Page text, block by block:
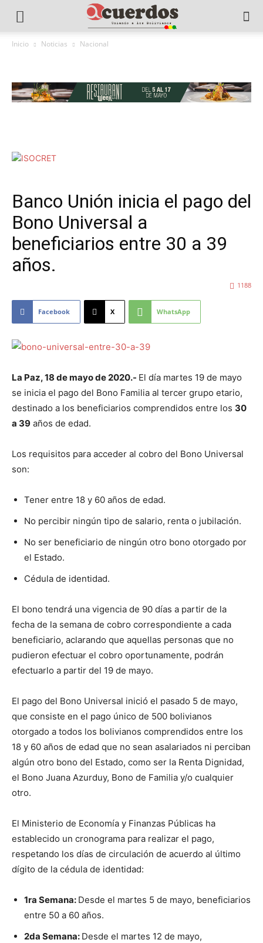
Inicio Noticias Nacional
Banco Unión inicia el pago del
Bono Universal a
beneficiarios entre 30 a 39
años.
1188
Facebook X WhatsApp
La Paz, 18 de mayo de 2020.- El día martes 19 de mayo
se inicia el pago del Bono Familia al tercer grupo etario,
destinado a los beneficiarios comprendidos entre los 30
a 39 años de edad.
Los requisitos para acceder al cobro del Bono Universal
son:
Tener entre 18 y 60 años de edad.
No percibir ningún tipo de salario, renta o jubilación.
No ser beneficiario de ningún otro bono otorgado por
el Estado.
Cédula de identidad.
El bono tendrá una vigencia de 90 días a partir de la
fecha de la semana de cobro correspondiente a cada
beneficiario, aclarando que aquellas personas que no
pudieron efectuar el cobro oportunamente, podrán
efectuarlo a partir del 19 de mayo.
El pago del Bono Universal inició el pasado 5 de mayo,
que consiste en el pago único de 500 bolivianos
otorgado a todos los bolivianos comprendidos entre los
18 y 60 años de edad que no sean asalariados ni perciban
algún otro bono del Estado, como ser la Renta Dignidad,
el Bono Juana Azurduy, Bono de Familia y/o cualquier
otro.
El Ministerio de Economía y Finanzas Públicas ha
establecido un cronograma para realizar el pago,
respetando los días de circulación de acuerdo al último
dígito de la cédula de identidad:
1ra Semana: Desde el martes 5 de mayo, beneficiarios
entre 50 a 60 años.
2da Semana: Desde el martes 12 de mayo,